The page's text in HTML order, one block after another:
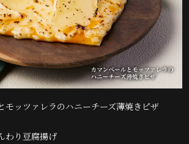
モッツァレラのハニーチーズ薄焼きピザ
わり豆腐揚げ